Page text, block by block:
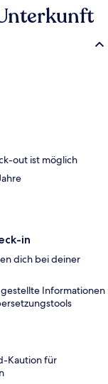
out ist möglich
in
dich bei deiner
Informationen
Kaution für